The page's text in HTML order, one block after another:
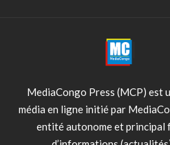
MediaCongo Press (MCP) est
média en ligne initié par
entité autonome et principal